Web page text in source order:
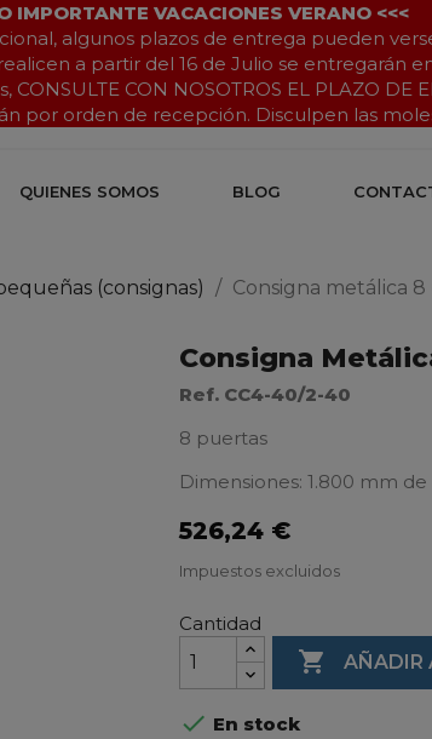
IMPORTANTE VACACIONES VERANO <<<
algunos plazos de entrega pueden
a partir del 16 de Julio se entregarán
CONSULTE CON NOSOTROS EL PLAZO DE
por orden de recepción. Disculpen las
QUIENES SOMOS BLOG
(consignas) Consigna metálica
Consigna
Ref. CC4-40/2-40
8 puertas
Dimensiones: 1.800 mm
526,24 €
Impuestos excluidos
Cantidad
 AÑADIR
 En stock